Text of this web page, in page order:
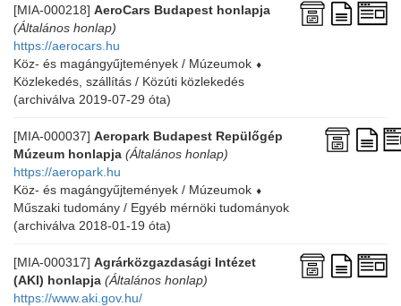
[MIA-000218] AeroCars Budapest honlapja
(Általános honlap)
https://aerocars.hu
Köz- és magángyűjtemények / Múzeumok ⬧
Közlekedés, szállítás / Közúti közlekedés
(archiválva 2019-07-29 óta)
[MIA-000037] Aeropark Budapest Repülőgép
Múzeum honlapja (Általános honlap)
https://aeropark.hu
Köz- és magángyűjtemények / Múzeumok ⬧
Műszaki tudomány / Egyéb mérnöki tudományok
(archiválva 2018-01-19 óta)
[MIA-000317] Agrárközgazdasági Intézet
(AKI) honlapja (Általános honlap)
https://www.aki.gov.hu/